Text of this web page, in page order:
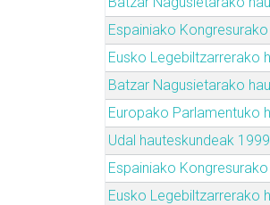
Espainiako
Eusko Legebiltzarrerako
Batzar Nagusietarako
Europako Parlamentuko
Udal hauteskundeak 1999
Espainiako
Eusko Legebiltzarrerako